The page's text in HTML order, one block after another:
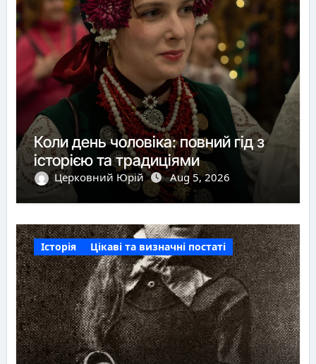
Коли день чоловіка: повний гід з
історією та традиціями
Церковний Юрій Aug 5, 2026
Історія Цікаві та визначні постаті